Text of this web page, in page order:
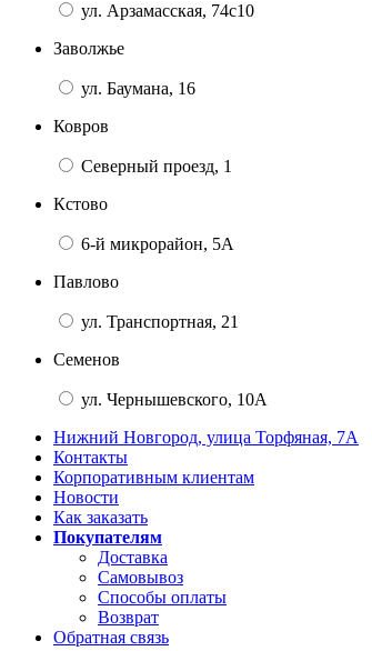
ул. Арзамасская, 74с10
Заволжье
ул. Баумана, 16
Ковров
Северный проезд, 1
Кстово
6-й микрорайон, 5А
Павлово
ул. Транспортная, 21
Семенов
ул. Чернышевского, 10А
Нижний Новгород, улица Торфяная, 7А
Контакты
Корпоративным клиентам
Новости
Как заказать
Покупателям
Доставка
Самовывоз
Способы оплаты
Возврат
Обратная связь